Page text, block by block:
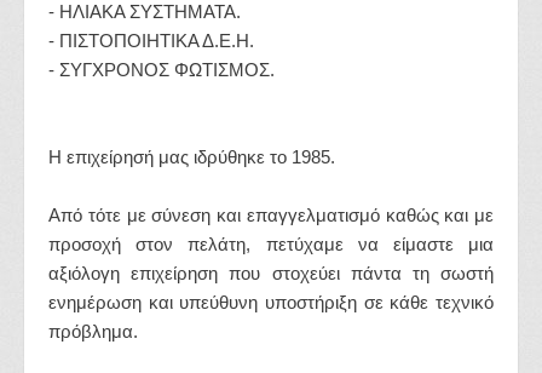
- HΛΙΑΚΑ ΣΥΣΤΗΜΑΤΑ.
- ΠΙΣΤΟΠΟΙΗΤΙΚΑ Δ.Ε.Η.
- ΣΥΓΧΡΟΝΟΣ ΦΩΤΙΣΜΟΣ.
Η επιχείρησή μας ιδρύθηκε το 1985.
Από τότε με σύνεση και επαγγελματισμό καθώς και με
προσοχή στον πελάτη, πετύχαμε να είμαστε μια
αξιόλογη επιχείρηση που στοχεύει πάντα τη σωστή
ενημέρωση και υπεύθυνη υποστήριξη σε κάθε τεχνικό
πρόβλημα.